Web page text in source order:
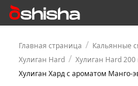
Главная страница / Кальянные
Хулиган Hard / Хулиган Hard 200
Хулиган Хард с ароматом Манго-